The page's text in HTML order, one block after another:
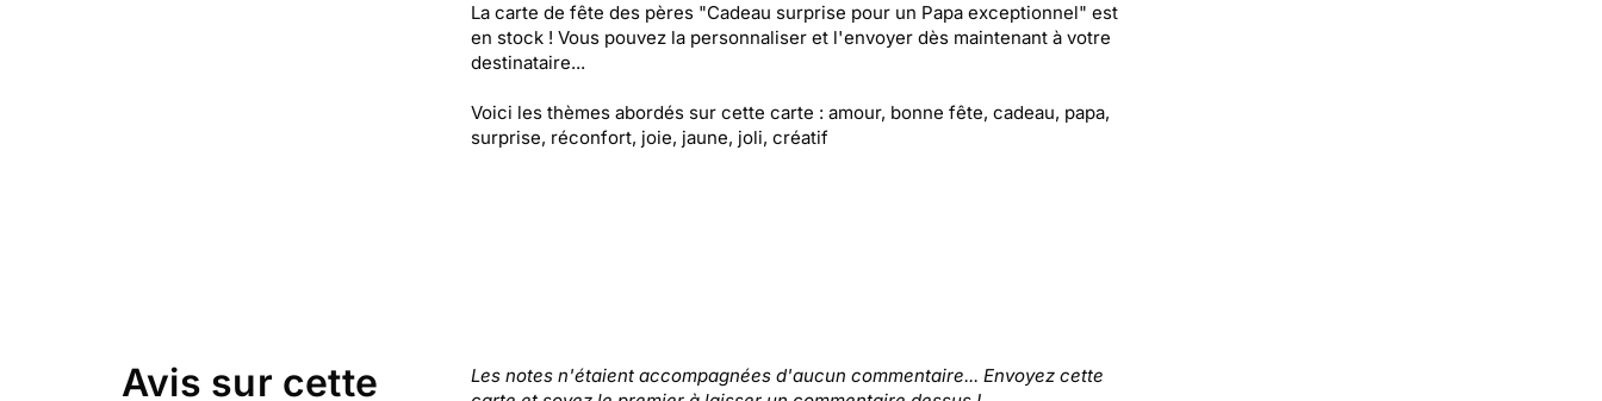
La carte de fête des pères "Cadeau surprise pour un Papa exceptionnel" est
en stock ! Vous pouvez la personnaliser et l'envoyer dès maintenant à votre
destinataire...
Voici les thèmes abordés sur cette carte : amour, bonne fête, cadeau, papa,
surprise, réconfort, joie, jaune, joli, créatif
Avis sur cette
Les notes n'étaient accompagnées d'aucun commentaire... Envoyez cette